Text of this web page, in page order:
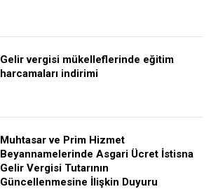
Gelir vergisi mükelleflerinde eğitim
harcamaları indirimi
Muhtasar ve Prim Hizmet
Beyannamelerinde Asgari Ücret İstisna
Gelir Vergisi Tutarının
Güncellenmesine İlişkin Duyuru